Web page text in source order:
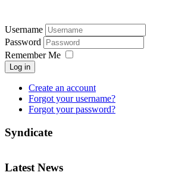
Username
Password
Remember Me
Log in
Create an account
Forgot your username?
Forgot your password?
Syndicate
Latest News